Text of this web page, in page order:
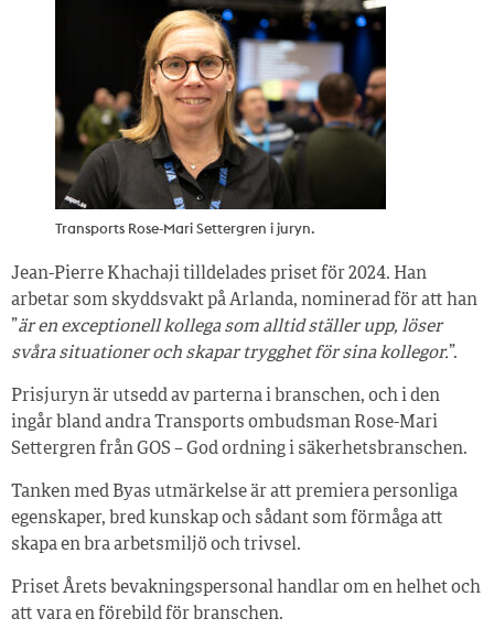
Transports Rose-Mari Settergren i juryn.
Jean-Pierre Khachaji tilldelades priset för 2024. Han
arbetar som skyddsvakt på Arlanda, nominerad för att han
”är en exceptionell kollega som alltid ställer upp, löser
svåra situationer och skapar trygghet för sina kollegor.”.
Prisjuryn är utsedd av parterna i branschen, och i den
ingår bland andra Transports ombudsman Rose-Mari
Settergren från GOS – God ordning i säkerhetsbranschen.
Tanken med Byas utmärkelse är att premiera personliga
egenskaper, bred kunskap och sådant som förmåga att
skapa en bra arbetsmiljö och trivsel.
Priset Årets bevakningspersonal handlar om en helhet och
att vara en förebild för branschen.